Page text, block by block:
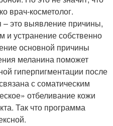
врач-косметолог.
это выявление причины,
и устранение собственно
основной причины
меланина поможет
гиперпигментации после
с соматическим
отбеливание кожи
Так что программа